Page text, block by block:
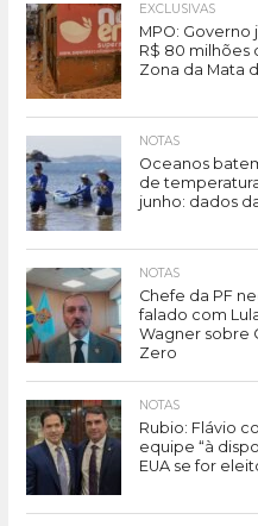
EXCLUSIVAS
MPO: Governo
R$ 80 milhões
Zona da Mata
NOTAS
Oceanos
de
junho: dados
NOTAS
Chefe da PF
falado com
Wagner sobre
Zero
NOTAS
Rubio: Flávio
equipe “à
EUA se for